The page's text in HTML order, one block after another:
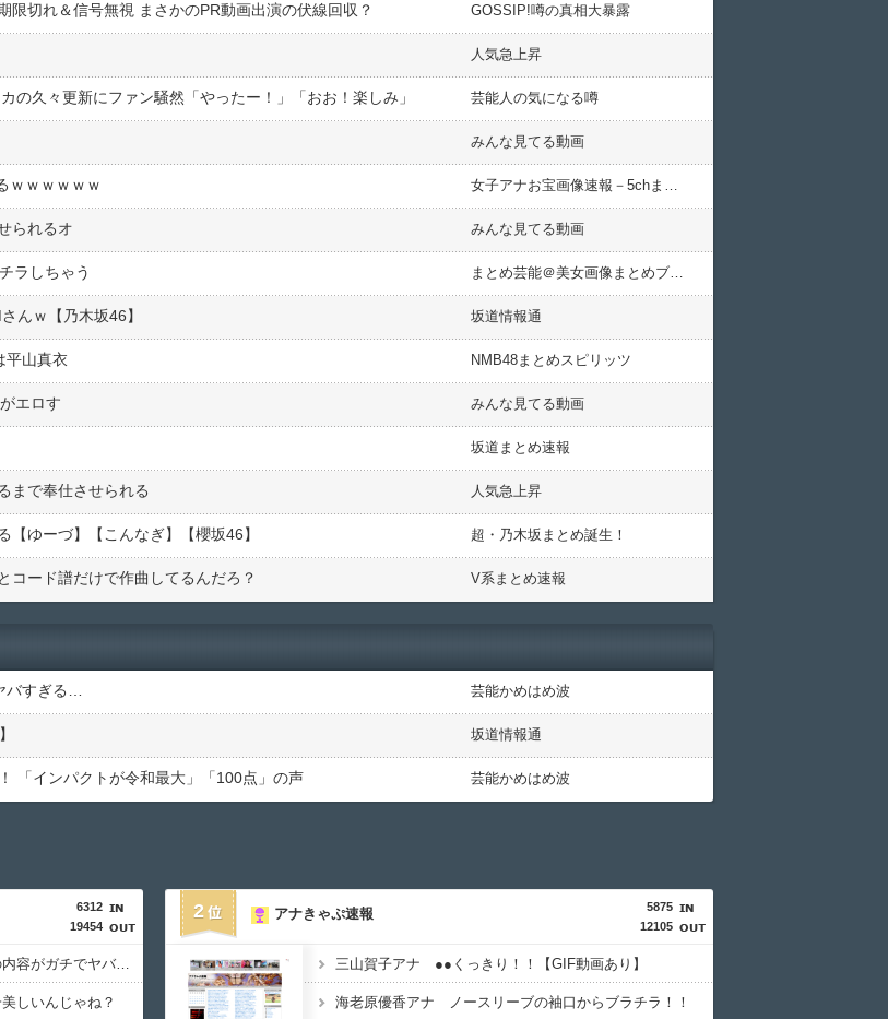
限切れ＆信号無視 まさかのPR動画出演の伏線回収？ GOSSIP!噂の真相大暴露
人気急上昇
の久々更新にファン騒然「やったー！」「おお！楽しみ」 芸能人の気になる噂
みんな見てる動画
ｗｗｗｗｗｗ 女子アナお宝画像速報－5chまとめ
られるオ みんな見てる動画
ラしちゃう まとめ芸能＠美女画像まとめブログ
んｗ【乃木坂46】 坂道情報通
平山真衣 NMB48まとめスピリッツ
エロす みんな見てる動画
坂道まとめ速報
まで奉仕させられる 人気急上昇
【ゆーづ】【こんなぎ】【櫻坂46】 超・乃木坂まとめ誕生！
コード譜だけで作曲してるんだろ？ V系まとめ速報
バすぎる… 芸能かめはめ波
坂道情報通
「インパクトが令和最大」「100点」の声 芸能かめはめ波
6312
19454
【速報】佐藤二朗がまたX更新！その内容がガチでヤバすぎる…
しいんじゃね？
2
5875
12105
アナきゃぷ速報
三山賀子アナ ●●くっきり！！【GIF動画あり】
海老原優香アナ ノースリーブの袖口からブラチラ！！